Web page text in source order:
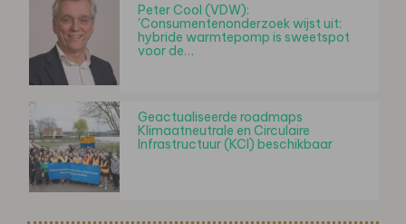
Peter Cool (VDW):
'Consumentenonderzoek wijst uit:
hybride warmtepomp is sweetspot
voor de…
Geactualiseerde roadmaps
Klimaatneutrale en Circulaire
Infrastructuur (KCI) beschikbaar